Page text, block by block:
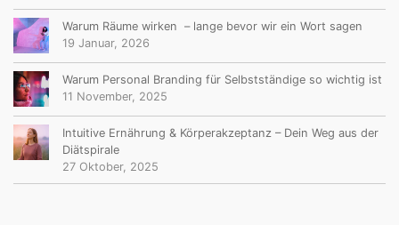
Warum Räume wirken – lange bevor wir ein Wort sagen
19 Januar, 2026
Warum Personal Branding für Selbstständige so wichtig ist
11 November, 2025
Intuitive Ernährung & Körperakzeptanz – Dein Weg aus der
Diätspirale
27 Oktober, 2025